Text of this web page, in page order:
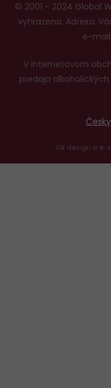
© 2001 - 2024 Global
vyhrazena. Adresa:
e-mail:
V internetovom
predaja
Česky
UX design a e-